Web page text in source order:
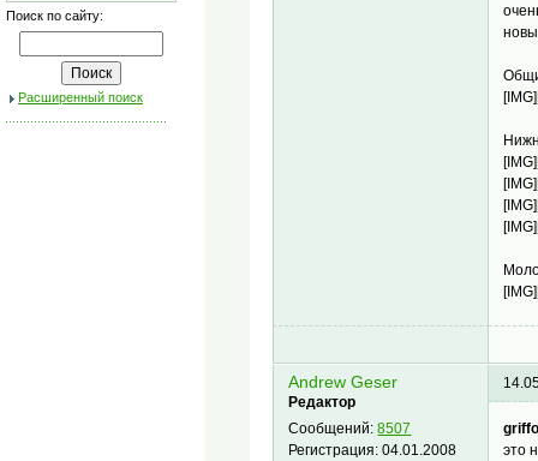
Поиск по сайту:
Расширенный поиск
[IMG]
[IMG]
[IMG]
[IMG]
[IMG]
[IMG]
Andrew Geser
Редактор
Сообщений:8507
Регистрация:04.01.2008
это